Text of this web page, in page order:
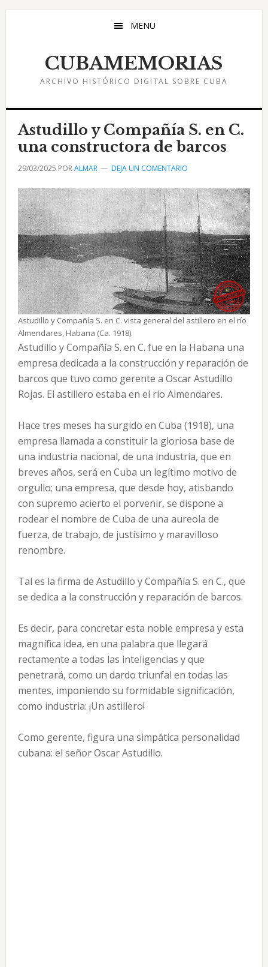
Saltar
Saltar
Saltar
MENU
CUBAMEMORIAS
ARCHIVO HISTÓRICO DIGITAL SOBRE CUBA
Astudillo y Compañía S. en C.
una constructora de barcos
29/03/2025 PORALMAR DEJA UN COMENTARIO
Astudillo y Compañía S. en C. vista general del astillero en el río
Almendares, Habana (Ca. 1918).
Astudillo y Compañía S. en C. fue en la Habana una
empresa dedicada a la construcción y reparación de
barcos que tuvo como gerente a Oscar Astudillo
Rojas. El astillero estaba en el río Almendares.
Hace tres meses ha surgido en Cuba (1918), una
empresa llamada a constituir la gloriosa base de
una industria nacional, de una industria, que en
breves años, será en Cuba un legítimo motivo de
orgullo; una empresa, que desde hoy, atisbando
con supremo acierto el porvenir, se dispone a
rodear el nombre de Cuba de una aureola de
fuerza, de trabajo, de justísimo y maravilloso
renombre.
Tal es la firma de Astudillo y Compañía S. en C., que
se dedica a la construcción y reparación de barcos.
Es decir, para concretar esta noble empresa y esta
magnífica idea, en una palabra que llegará
rectamente a todas las inteligencias y que
penetrará, como un dardo triunfal en todas las
mentes, imponiendo su formidable significación,
como industria: ¡Un astillero!
Como gerente, figura una simpática personalidad
cubana: el señor Oscar Astudillo.